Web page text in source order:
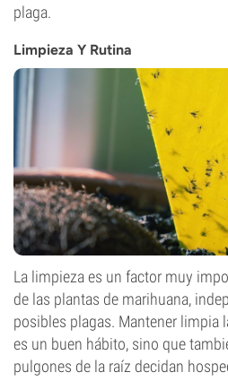
plaga.
Limpieza Y Rutina
La limpieza es un factor muy
de las plantas de marihuana,
posibles plagas. Mantener limpia
es un buen hábito, sino que
pulgones de la raíz decidan